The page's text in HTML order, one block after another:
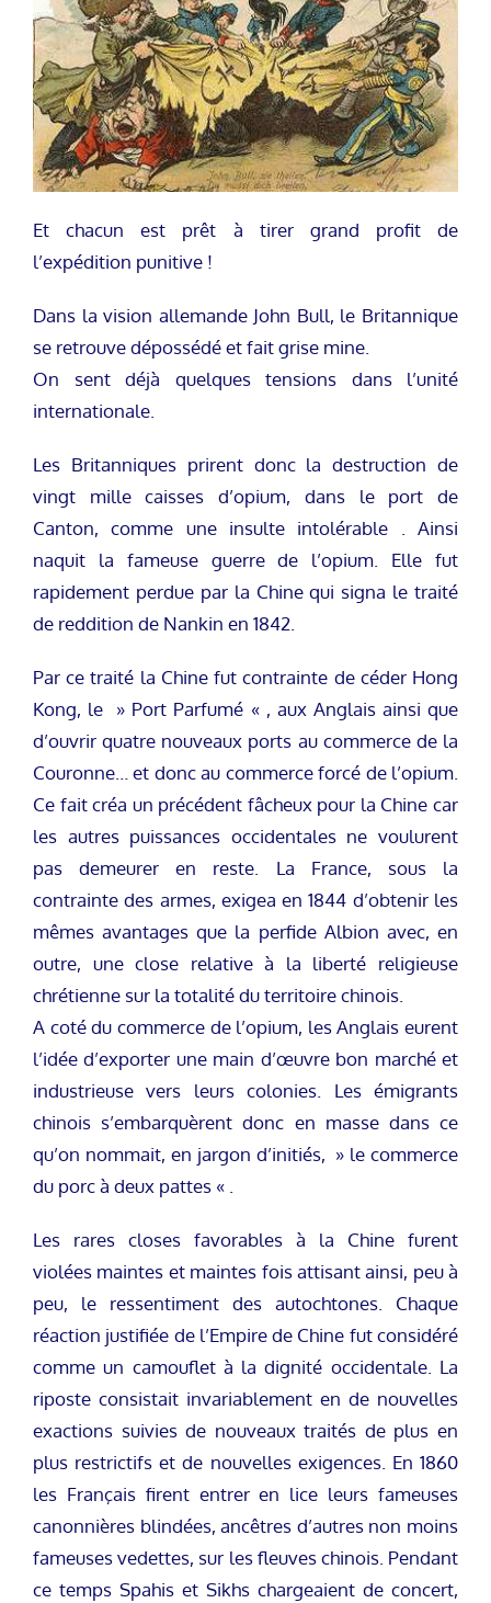
Et chacun est prêt à tirer grand profit de
l’expédition punitive !
Dans la vision allemande John Bull, le Britannique
se retrouve dépossédé et fait grise mine.
On sent déjà quelques tensions dans l’unité
internationale.
Les Britanniques prirent donc la destruction de
vingt mille caisses d’opium, dans le port de
Canton, comme une insulte intolérable . Ainsi
naquit la fameuse guerre de l’opium. Elle fut
rapidement perdue par la Chine qui signa le traité
de reddition de Nankin en 1842.
Par ce traité la Chine fut contrainte de céder Hong
Kong, le » Port Parfumé « , aux Anglais ainsi que
d’ouvrir quatre nouveaux ports au commerce de la
Couronne… et donc au commerce forcé de l’opium.
Ce fait créa un précédent fâcheux pour la Chine car
les autres puissances occidentales ne voulurent
pas demeurer en reste. La France, sous la
contrainte des armes, exigea en 1844 d’obtenir les
mêmes avantages que la perfide Albion avec, en
outre, une close relative à la liberté religieuse
chrétienne sur la totalité du territoire chinois.
A coté du commerce de l’opium, les Anglais eurent
l’idée d’exporter une main d’œuvre bon marché et
industrieuse vers leurs colonies. Les émigrants
chinois s’embarquèrent donc en masse dans ce
qu’on nommait, en jargon d’initiés, » le commerce
du porc à deux pattes « .
Les rares closes favorables à la Chine furent
violées maintes et maintes fois attisant ainsi, peu à
peu, le ressentiment des autochtones. Chaque
réaction justifiée de l’Empire de Chine fut considéré
comme un camouflet à la dignité occidentale. La
riposte consistait invariablement en de nouvelles
exactions suivies de nouveaux traités de plus en
plus restrictifs et de nouvelles exigences. En 1860
les Français firent entrer en lice leurs fameuses
canonnières blindées, ancêtres d’autres non moins
fameuses vedettes, sur les fleuves chinois. Pendant
ce temps Spahis et Sikhs chargeaient de concert,